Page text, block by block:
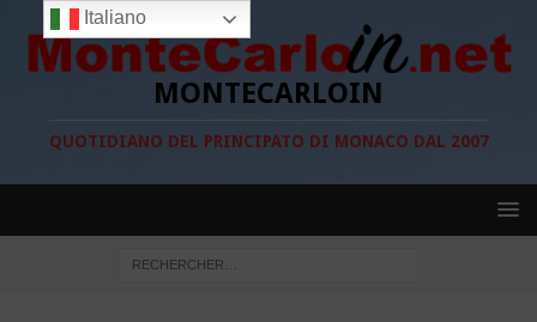
MONTECARLOIN
QUOTIDIANO DEL PRINCIPATO DI MONACO DAL 2007
Italiano